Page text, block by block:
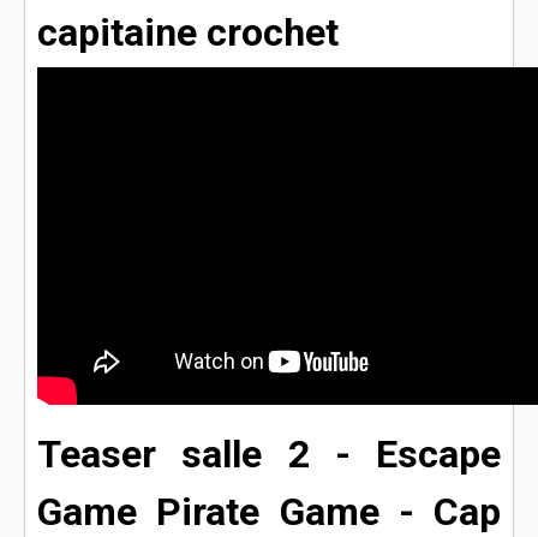
capitaine crochet
Teaser salle 2 - Escape
Game Pirate Game - Cap